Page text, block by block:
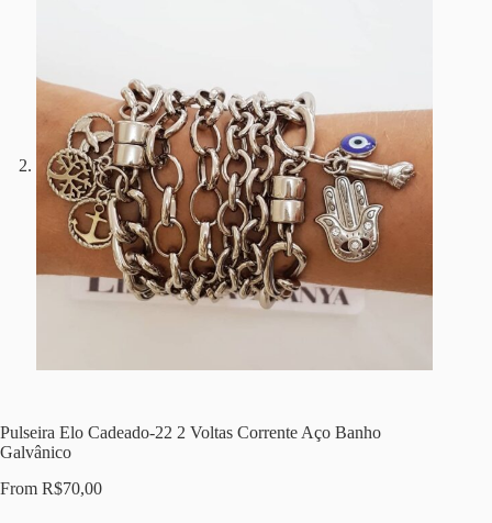
Pulseira Elo Cadeado-22 2 Voltas Corrente Aço Banho
Galvânico
From R$70,00